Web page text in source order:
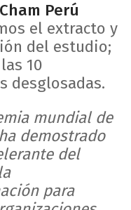
Perú
el extracto y
del estudio;
10
desglosadas.
mundial de
demostrado
del
para